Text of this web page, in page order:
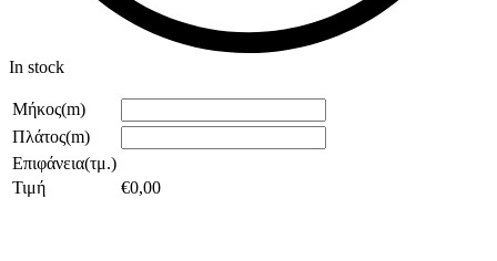
In stock
Μήκος(m)
Πλάτος(m)
Επιφάνεια(τμ.)
Τιμή
€0,00